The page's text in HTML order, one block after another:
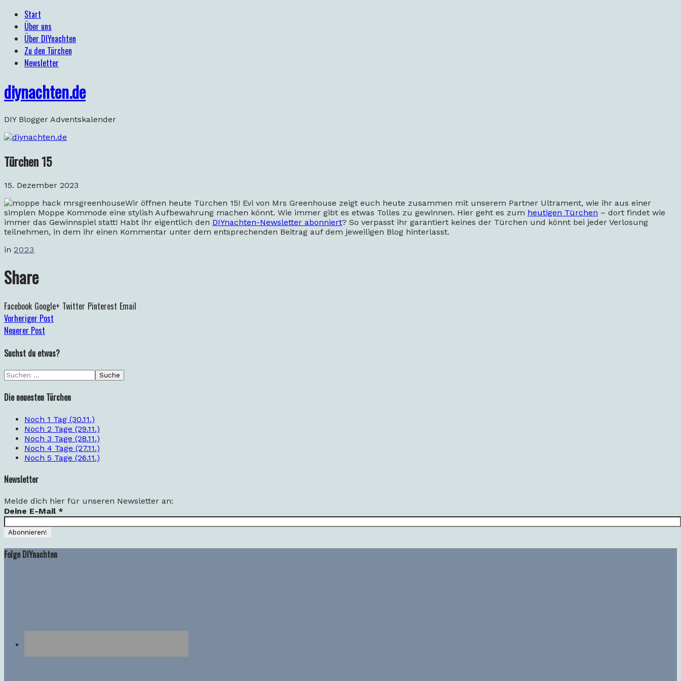
Start
Über uns
Über DIYnachten
Zu den Türchen
Newsletter
diynachten.de
DIY Blogger Adventskalender
Türchen 15
15. Dezember 2023
Wir öffnen heute Türchen 15! Evi von Mrs Greenhouse zeigt euch heute zusammen mit unserem Partner Ultrament, wie ihr aus einer
simplen Moppe Kommode eine stylish Aufbewahrung machen könnt. Wie immer gibt es etwas Tolles zu gewinnen. Hier geht es zum heutigen Türchen – dort findet wie
immer das Gewinnspiel statt! Habt ihr eigentlich den DIYnachten-Newsletter abonniert? So verpasst ihr garantiert keines der Türchen und könnt bei jeder Verlosung
teilnehmen, in dem ihr einen Kommentar unter dem entsprechenden Beitrag auf dem jeweiligen Blog hinterlasst.
in 2023
Share
Facebook Google+ Twitter Pinterest Email
Vorheriger Post
Neuerer Post
Suchst du etwas?
Die neuesten Türchen
Noch 1 Tag (30.11.)
Noch 2 Tage (29.11.)
Noch 3 Tage (28.11.)
Noch 4 Tage (27.11.)
Noch 5 Tage (26.11.)
Newsletter
Melde dich hier für unseren Newsletter an:
Deine E-Mail *
Folge DIYnachten